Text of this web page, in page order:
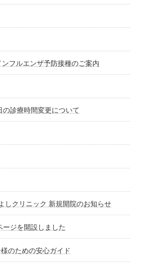
フルエンザ予防接種のご案内
診療時間変更について
クリニック 新規開院のお知らせ
ジを開設しました
のための安心ガイド